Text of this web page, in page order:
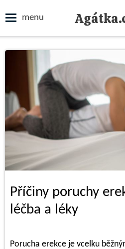
menu
Příčiny poruchy
léčba a léky
Porucha erekce je vcelku